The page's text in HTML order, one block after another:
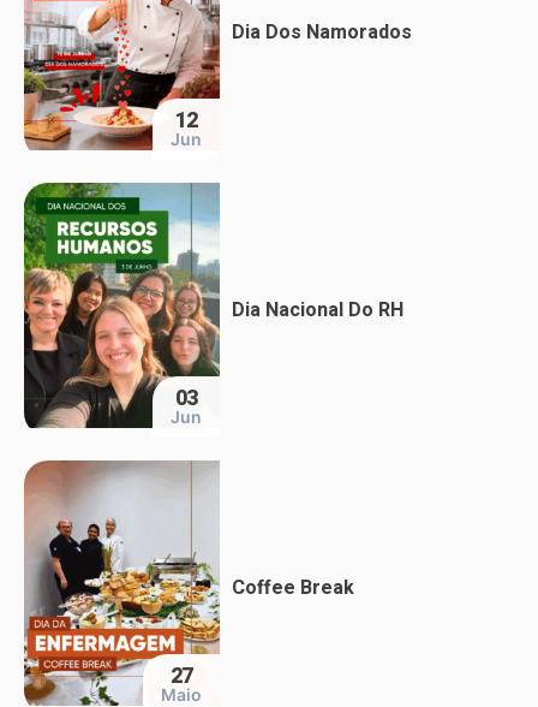
12
Jun
Dia Dos Namorados
03
Jun
Dia Nacional Do RH
27
Maio
Coffee Break